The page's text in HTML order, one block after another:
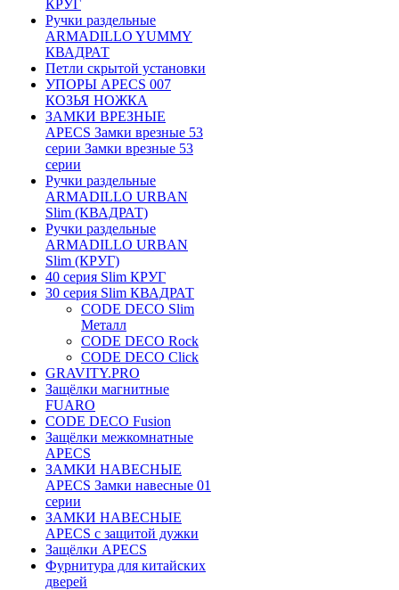
КРУГ
Ручки раздельные
ARMADILLO YUMMY
КВАДРАТ
Петли скрытой установки
УПОРЫ APECS 007
КОЗЬЯ НОЖКА
ЗАМКИ ВРЕЗНЫЕ
APECS Замки врезные 53
серии Замки врезные 53
серии
Ручки раздельные
ARMADILLO URBAN
Slim (КВАДРАТ)
Ручки раздельные
ARMADILLO URBAN
Slim (КРУГ)
40 серия Slim КРУГ
30 серия Slim КВАДРАТ
CODE DECO Slim
Металл
CODE DECO Rock
CODE DECO Click
GRAVITY.PRO
Защёлки магнитные
FUARO
CODE DECO Fusion
Защёлки межкомнатные
APECS
ЗАМКИ НАВЕСНЫЕ
APECS Замки навесные 01
серии
ЗАМКИ НАВЕСНЫЕ
APECS с защитой дужки
Защёлки APECS
Фурнитура для китайских
дверей